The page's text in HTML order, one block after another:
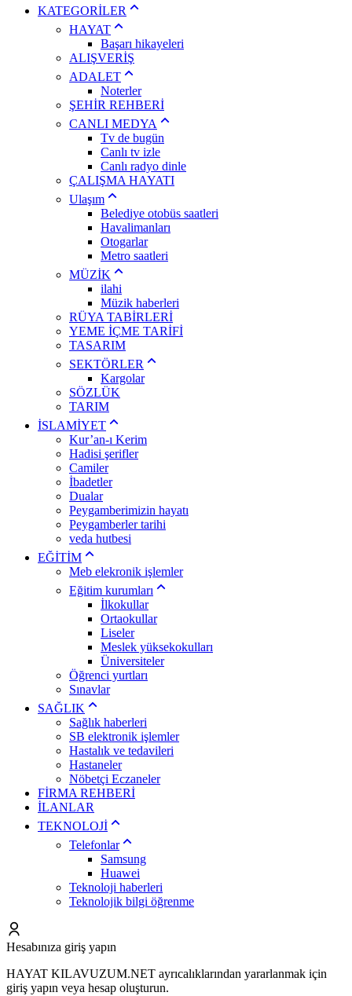
KATEGORİLER
HAYAT
Başarı hikayeleri
ALIŞVERİŞ
ADALET
Noterler
ŞEHİR REHBERİ
CANLI MEDYA
Tv de bugün
Canlı tv izle
Canlı radyo dinle
ÇALIŞMA HAYATI
Ulaşım
Belediye otobüs saatleri
Havalimanları
Otogarlar
Metro saatleri
MÜZİK
ilahi
Müzik haberleri
RÜYA TABİRLERİ
YEME İÇME TARİFİ
TASARIM
SEKTÖRLER
Kargolar
SÖZLÜK
TARIM
İSLAMİYET
Kur’an-ı Kerim
Hadisi şerifler
Camiler
İbadetler
Dualar
Peygamberimizin hayatı
Peygamberler tarihi
veda hutbesi
EĞİTİM
Meb elekronik işlemler
Eğitim kurumları
İlkokullar
Ortaokullar
Liseler
Meslek yüksekokulları
Üniversiteler
Öğrenci yurtları
Sınavlar
SAĞLIK
Sağlık haberleri
SB elektronik işlemler
Hastalık ve tedavileri
Hastaneler
Nöbetçi Eczaneler
FİRMA REHBERİ
İLANLAR
TEKNOLOJİ
Telefonlar
Samsung
Huawei
Teknoloji haberleri
Teknolojik bilgi öğrenme
Hesabınıza giriş yapın
HAYAT KILAVUZUM.NET ayrıcalıklarından yararlanmak için
giriş yapın veya hesap oluşturun.